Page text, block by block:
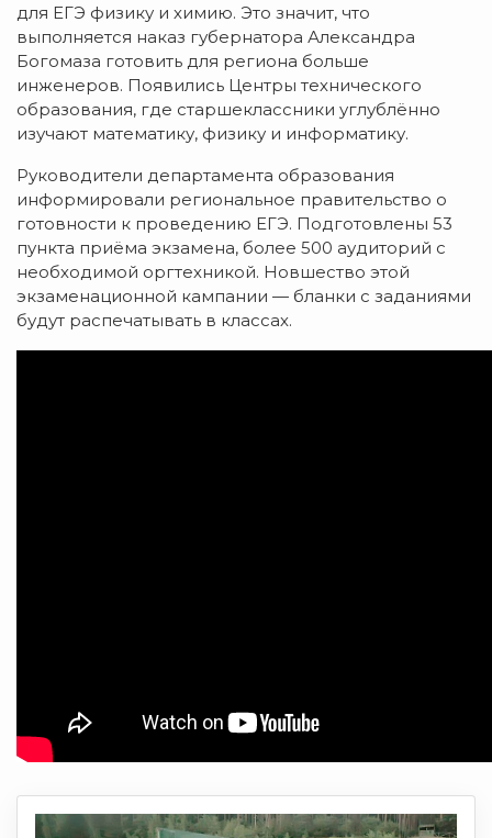
для ЕГЭ физику и химию. Это значит, что
выполняется наказ губернатора Александра
Богомаза готовить для региона больше
инженеров. Появились Центры технического
образования, где старшеклассники углублённо
изучают математику, физику и информатику.
Руководители департамента образования
информировали региональное правительство о
готовности к проведению ЕГЭ. Подготовлены 53
пункта приёма экзамена, более 500 аудиторий с
необходимой оргтехникой. Новшество этой
экзаменационной кампании — бланки с заданиями
будут распечатывать в классах.